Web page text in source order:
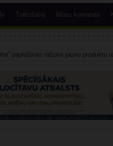
Tulkošana Mūsu komanda
paplašinās ražotni jaunu produktu